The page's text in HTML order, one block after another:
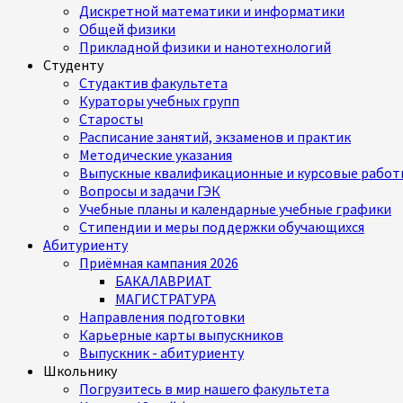
Дискретной математики и информатики
Общей физики
Прикладной физики и нанотехнологий
Студенту
Студактив факультета
Кураторы учебных групп
Старосты
Расписание занятий, экзаменов и практик
Методические указания
Выпускные квалификационные и курсовые
Вопросы и задачи ГЭК
Учебные планы и календарные учебные графики
Стипендии и меры поддержки обучающихся
Абитуриенту
Приёмная кампания 2026
БАКАЛАВРИАТ
МАГИСТРАТУРА
Направления подготовки
Карьерные карты выпускников
Выпускник - абитуриенту
Школьнику
Погрузитесь в мир нашего факультета